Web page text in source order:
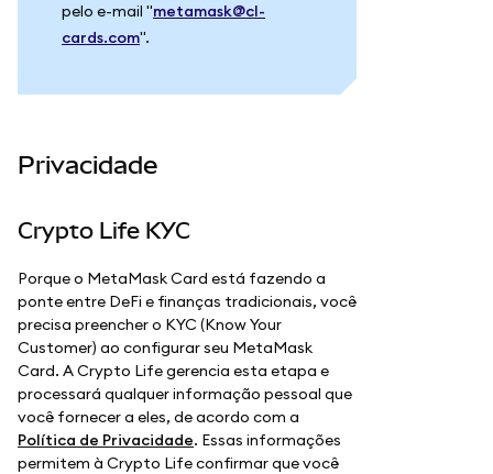
pelo e-mail "metamask@cl-
cards.com".
Privacidade
Crypto Life KYC
Porque o MetaMask Card está fazendo a
ponte entre DeFi e finanças tradicionais, você
precisa preencher o KYC (Know Your
Customer) ao configurar seu MetaMask
Card. A Crypto Life gerencia esta etapa e
processará qualquer informação pessoal que
você fornecer a eles, de acordo com a
Política de Privacidade. Essas informações
permitem à Crypto Life confirmar que você